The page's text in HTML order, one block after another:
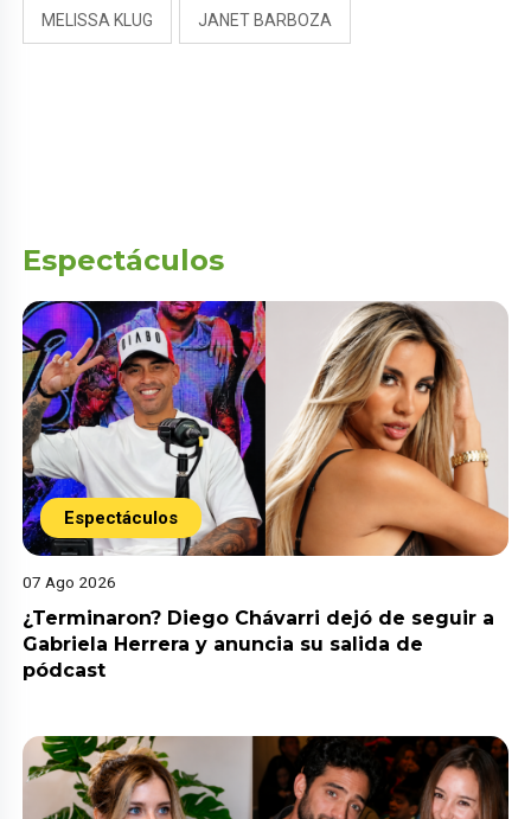
MELISSA KLUG JANET BARBOZA
Espectáculos
Espectáculos
07 Ago 2026
¿Terminaron? Diego Chávarri dejó de seguir a
Gabriela Herrera y anuncia su salida de
pódcast